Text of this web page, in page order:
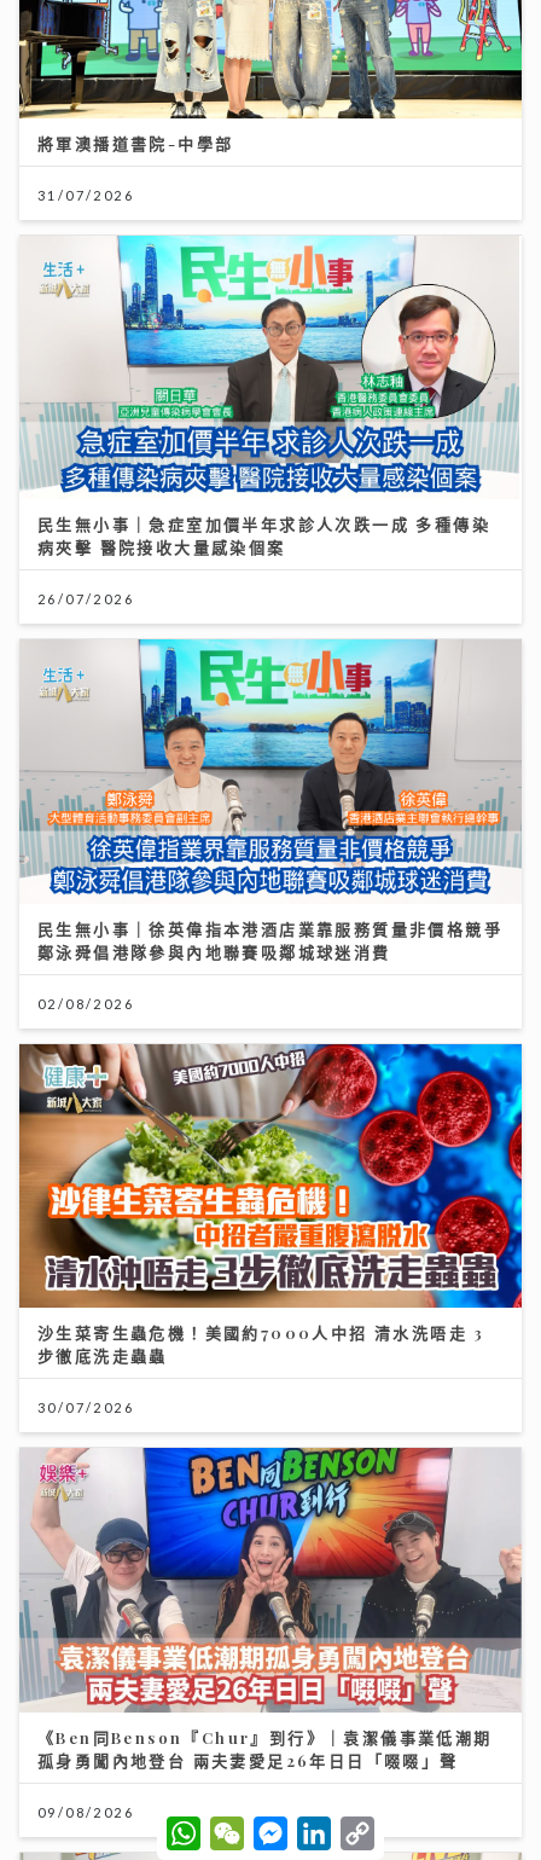
將軍澳播道書院-中學部
31/07/2026
民生無小事｜急症室加價半年求診人次跌一成 多種傳染
病夾擊 醫院接收大量感染個案
26/07/2026
民生無小事｜徐英偉指本港酒店業靠服務質量非價格競爭
鄭泳舜倡港隊參與內地聯賽吸鄰城球迷消費
02/08/2026
沙生菜寄生蟲危機！美國約7000人中招 清水洗唔走 3
步徹底洗走蟲蟲
30/07/2026
《Ben同Benson『Chur』到行》｜袁潔儀事業低潮期
孤身勇闖內地登台 兩夫妻愛足26年日日「啜啜」聲
09/08/2026
W
h
W
e
M
e
L
o